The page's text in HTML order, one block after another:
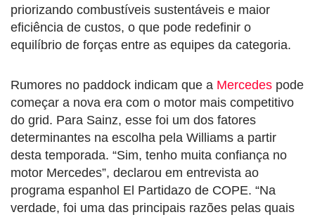
priorizando combustíveis sustentáveis e maior
eficiência de custos, o que pode redefinir o
equilíbrio de forças entre as equipes da categoria.
Rumores no paddock indicam que a Mercedes pode
começar a nova era com o motor mais competitivo
do grid. Para Sainz, esse foi um dos fatores
determinantes na escolha pela Williams a partir
desta temporada. “Sim, tenho muita confiança no
motor Mercedes”, declarou em entrevista ao
programa espanhol El Partidazo de COPE. “Na
verdade, foi uma das principais razões pelas quais